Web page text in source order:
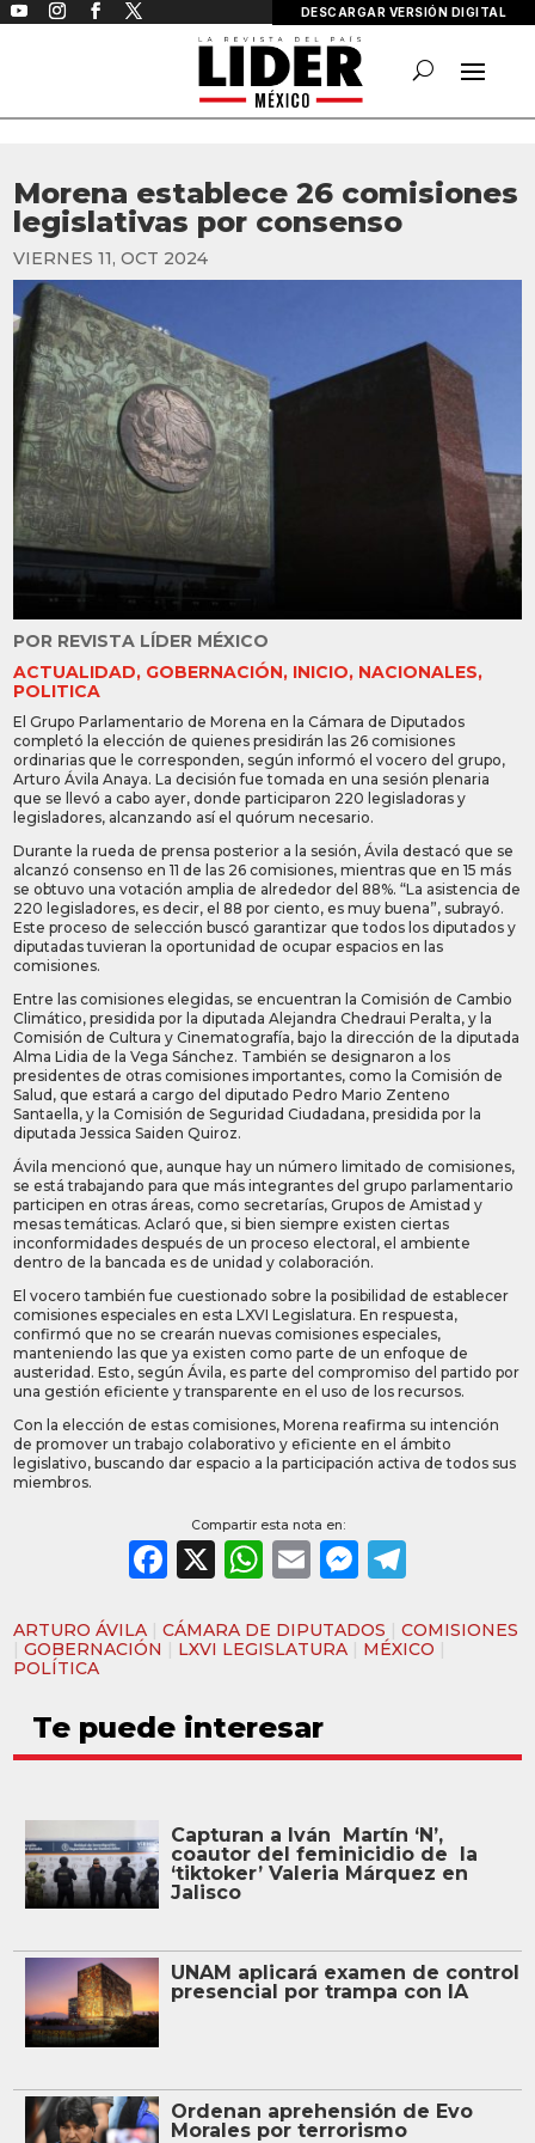
DESCARGAR VERSIÓN DIGITAL
Morena establece 26 comisiones
legislativas por consenso
VIERNES 11, OCT 2024
POR REVISTA LÍDER MÉXICO
ACTUALIDAD, GOBERNACIÓN, INICIO, NACIONALES,
POLITICA
El Grupo Parlamentario de Morena en la Cámara de Diputados
completó la elección de quienes presidirán las 26 comisiones
ordinarias que le corresponden, según informó el vocero del grupo,
Arturo Ávila Anaya. La decisión fue tomada en una sesión plenaria
que se llevó a cabo ayer, donde participaron 220 legisladoras y
legisladores, alcanzando así el quórum necesario.
Durante la rueda de prensa posterior a la sesión, Ávila destacó que se
alcanzó consenso en 11 de las 26 comisiones, mientras que en 15 más
se obtuvo una votación amplia de alrededor del 88%. “La asistencia de
220 legisladores, es decir, el 88 por ciento, es muy buena”, subrayó.
Este proceso de selección buscó garantizar que todos los diputados y
diputadas tuvieran la oportunidad de ocupar espacios en las
comisiones.
Entre las comisiones elegidas, se encuentran la Comisión de Cambio
Climático, presidida por la diputada Alejandra Chedraui Peralta, y la
Comisión de Cultura y Cinematografía, bajo la dirección de la diputada
Alma Lidia de la Vega Sánchez. También se designaron a los
presidentes de otras comisiones importantes, como la Comisión de
Salud, que estará a cargo del diputado Pedro Mario Zenteno
Santaella, y la Comisión de Seguridad Ciudadana, presidida por la
diputada Jessica Saiden Quiroz.
Ávila mencionó que, aunque hay un número limitado de comisiones,
se está trabajando para que más integrantes del grupo parlamentario
participen en otras áreas, como secretarías, Grupos de Amistad y
mesas temáticas. Aclaró que, si bien siempre existen ciertas
inconformidades después de un proceso electoral, el ambiente
dentro de la bancada es de unidad y colaboración.
El vocero también fue cuestionado sobre la posibilidad de establecer
comisiones especiales en esta LXVI Legislatura. En respuesta,
confirmó que no se crearán nuevas comisiones especiales,
manteniendo las que ya existen como parte de un enfoque de
austeridad. Esto, según Ávila, es parte del compromiso del partido por
una gestión eficiente y transparente en el uso de los recursos.
Con la elección de estas comisiones, Morena reafirma su intención
de promover un trabajo colaborativo y eficiente en el ámbito
legislativo, buscando dar espacio a la participación activa de todos sus
miembros.
Compartir esta nota en:
Facebook
X WhatsApp
Email
ARTURO ÁVILA |CÁMARA DE DIPUTADOS |COMISIONES
|GOBERNACIÓN | LXVI LEGISLATURA | MÉXICO |
POLÍTICA
Te puede interesar
Capturan a Iván Martín ‘N’,
coautor del feminicidio de la
‘tiktoker’ Valeria Márquez en
Jalisco
UNAM aplicará examen de control
presencial por trampa con IA
Ordenan aprehensión de Evo
Morales por terrorismo